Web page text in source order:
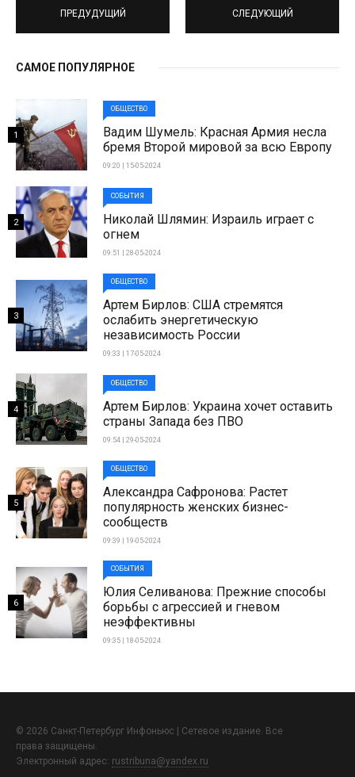
ПРЕДУДУЩИЙ СЛЕДУЮЩИЙ
САМОЕ ПОПУЛЯРНОЕ
ОБЩЕСТВО
Вадим Шумель: Красная Армия несла
бремя Второй мировой за всю Европу
09:20 | 15-05-2024
1
СОБЫТИЯ
Николай Шлямин: Израиль играет с
огнем
09:51 | 28-05-2024
2
ОБЩЕСТВО
Артем Бирлов: США стремятся
ослабить энергетическую
независимость России
09:33 | 17-05-2024
3
ОБЩЕСТВО
Артем Бирлов: Украина хочет оставить
страны Запада без ПВО
09:54 | 29-05-2024
4
ОБЩЕСТВО
Александра Сафронова: Растет
популярность женских бизнес-
сообществ
09:39 | 19-05-2024
5
СОБЫТИЯ
Юлия Селиванова: Прежние способы
борьбы с агрессией и гневом
неэффективны
09:35 | 18-05-2024
6
© 2026 Санкт-Петербург Инфоньюс | Сетевое издание. Все
права защищены.
Электронный адрес: rustribuna@yandex.ru